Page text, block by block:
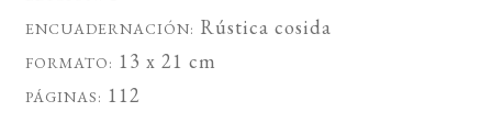
ENCUADERNACIÓN: Rústica cosida
FORMATO: 13 x 21 cm
PÁGINAS: 112